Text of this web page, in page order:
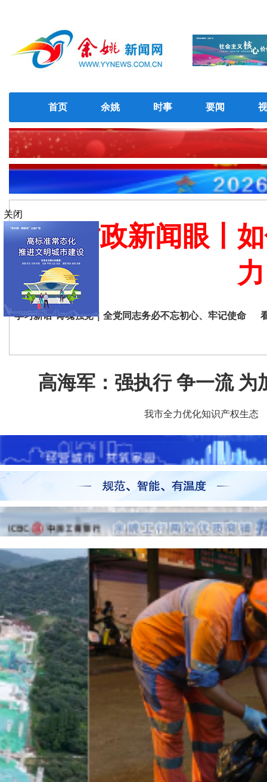
首页 余姚 时事 要闻
时政新闻眼丨
学习新语·铸魂强党｜全党同志务必不忘初心、牢记使命
高海军：强执行 争一流 为
我市全力优化知识产权生态
关闭